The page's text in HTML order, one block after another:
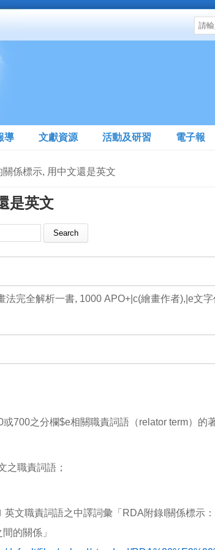
搜
導 文獻資源 活動及研習 電子報
係標示, 用中文還是英文
是英文
完全解析一書, 1000 APO+|c(繪畫作者),|e文
700之分欄$e相關職責詞語（relator term）的
之職責詞語；
文職責詞語之中譯詞彙「RDA附錄I關係標示
的關係」